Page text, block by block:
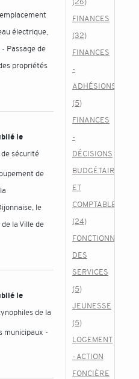
électrique,
Passage de
propriétés
le
sécurité
de
le
la Ville de
le
de la
municipaux -
FINANCES
(32)
FINANCES
-
ADHÉSIONS
(5)
FINANCES
-
DÉCISIONS
BUDGÉTAIRES
ET
COMPTABLES
(24)
DES
SERVICES
(5)
JEUNESSE
(5)
LOGEMENT
- ACTION
FONCIÈRE